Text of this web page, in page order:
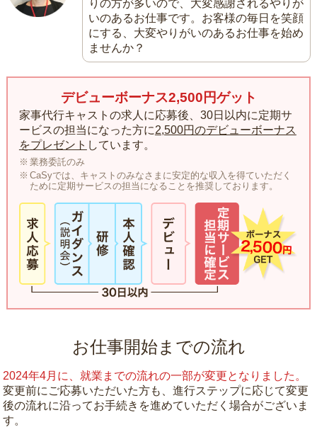
りの方が多いので、大変感謝されるやりが
いのあるお仕事です。お客様の毎日を笑顔
にする、大変やりがいのあるお仕事を始め
ませんか？
デビューボーナス2,500円ゲット
家事代行キャストの求人に応募後、30日以内に定期サ
ービスの担当になった方に2,500円のデビューボーナス
をプレゼント しています。
業務委託のみ
CaSyでは、キャストのみなさまに安定的な収入を得ていただく
ために定期サービスの担当になることを推奨しております。
お仕事開始までの流れ
2024年4月に、就業までの流れの一部が変更となりました。
変更前にご応募いただいた方も、進行ステップに応じて変更
後の流れに沿ってお手続きを進めていただく場合がございま
す。